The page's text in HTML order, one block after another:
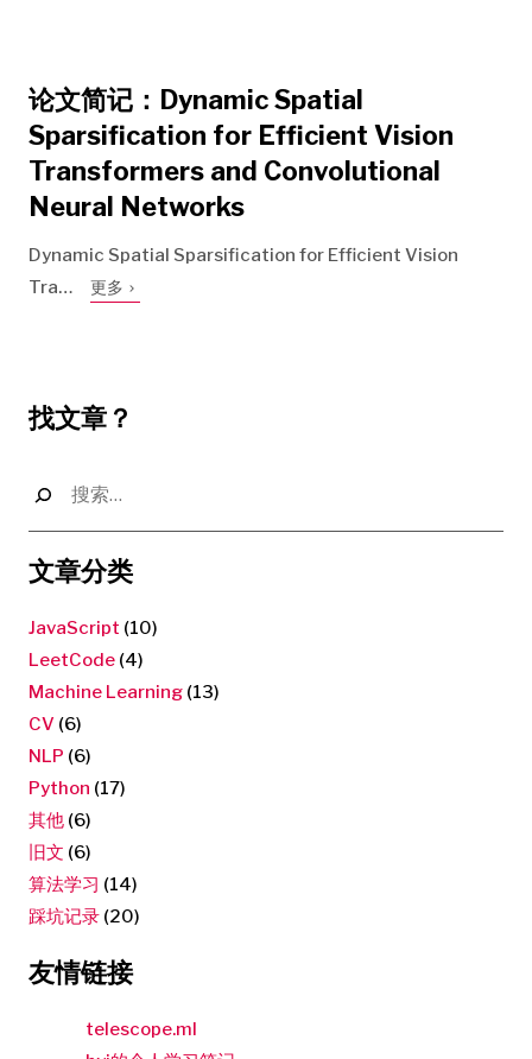
论文简记：Dynamic Spatial
Sparsification for Efficient Vision
Transformers and Convolutional
Neural Networks
Dynamic Spatial Sparsification for Efficient Vision
Tra…
更多
找文章？
索：
文章分类
JavaScript (10)
LeetCode (4)
Machine Learning (13)
CV (6)
NLP (6)
Python (17)
其他 (6)
旧文 (6)
算法学习 (14)
踩坑记录 (20)
友情链接
telescope.ml